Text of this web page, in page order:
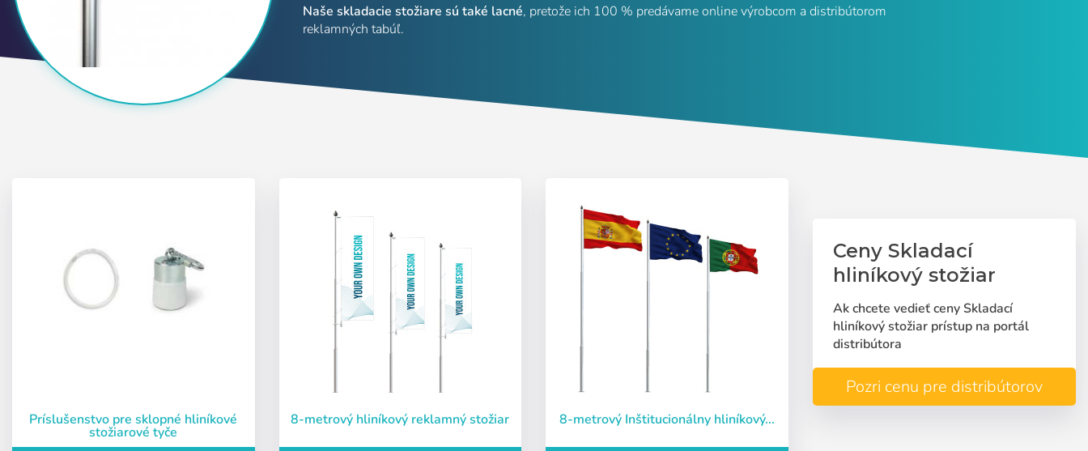
Používateľ (VAT):
Heslo:
Vyberte svoj jazyk
Naše skladacie stožiare sú také lacné, pretože ich 100 % predávame online výrobcom a distribútorom
reklamných tabúľ.
Príslušenstvo pre sklopné hliníkové
stožiarové tyče
8-metrový hliníkový reklamný stožiar 8-metrový Inštitucionálny hliníkový...
Ceny Skladací
hliníkový stožiar
Ak chcete vedieť ceny Skladací
hliníkový stožiar prístup na portál
distribútora
Pozri cenu pre distribútorov